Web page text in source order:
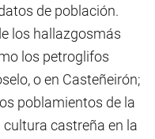
de población.
los hallazgosmás
los petroglifos
o en Casteñeirón;
poblamientos de la
cultura castreña en la